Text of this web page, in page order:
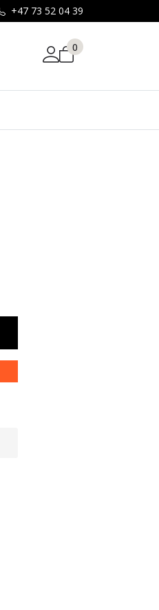
+47 73 52 04 39
0